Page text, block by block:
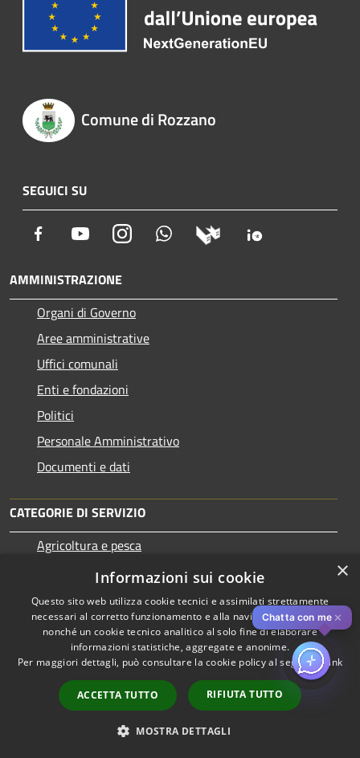
Comune di Rozzano
SEGUICI SU
Facebook YoutubeInstagram Whatsapp
AMMINISTRAZIONE
Organi di Governo
Aree amministrative
Uffici comunali
Enti e fondazioni
Politici
Personale Amministrativo
Documenti e dati
CATEGORIE DI SERVIZIO
Agricoltura e pesca
Anagrafe e stato civile
Appalti pubblici
Autorizzazioni
Catasto e urbanistica
Cultura e tempo libero
Educazione e formazione
Chatta con me ✕
×
Informazioni sui cookie
Questo sito web utilizza cookie tecnici e assimilati strettamente
necessari al corretto funzionamento e alla navigazione del sito,
nonché un cookie tecnico analitico al solo fine di elaborare
informazioni statistiche, aggregate e anonime.
Per maggiori dettagli, può consultare la cookie policy al seguente link
ACCETTA TUTTO RIFIUTA TUTTO
MOSTRA DETTAGLI